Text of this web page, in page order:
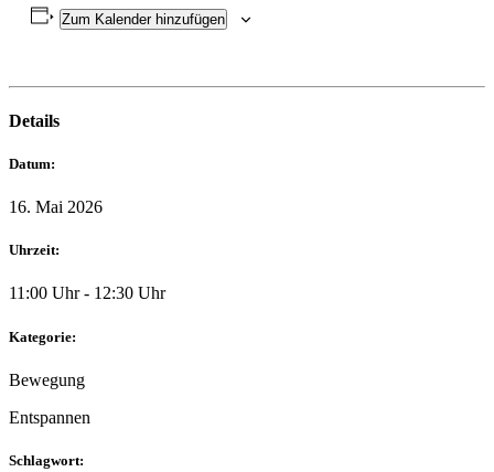
Zum Kalender hinzufügen
Details
Datum:
16. Mai 2026
Uhrzeit:
11:00 Uhr - 12:30 Uhr
Kategorie:
Bewegung
Entspannen
Schlagwort: